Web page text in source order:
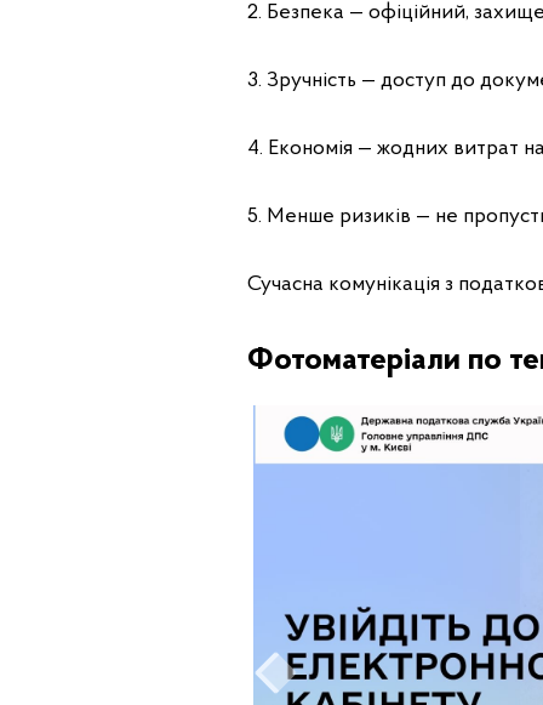
2. Безпека — офіційний,
3. Зручність — доступ до
4. Економія — жодних витрат
5. Менше ризиків — не
Сучасна комунікація з
Фотоматеріали по